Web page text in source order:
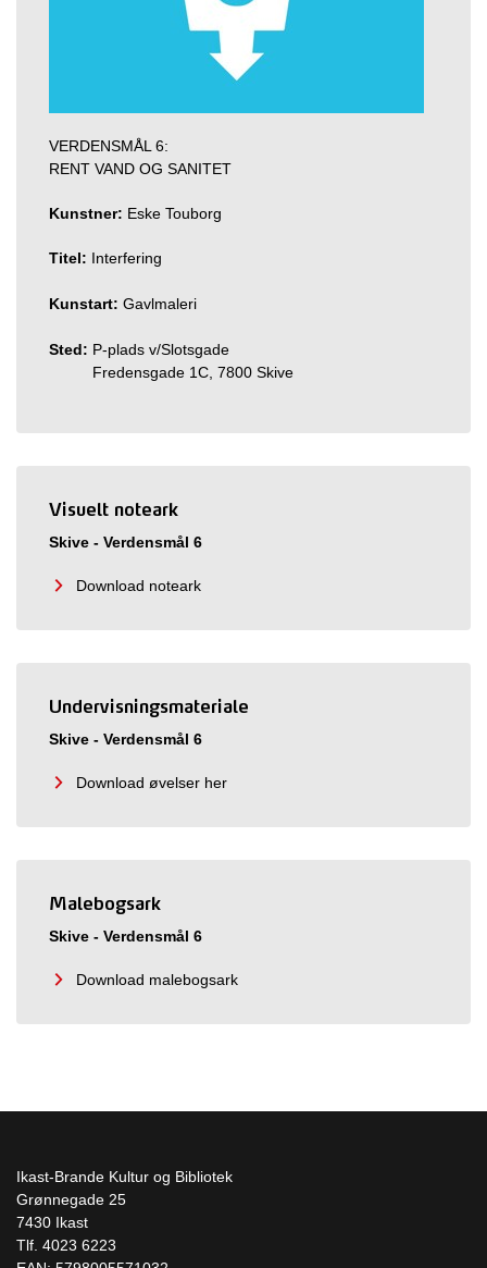
VERDENSMÅL 6:
RENT VAND OG SANITET
Kunstner: Eske Touborg
Titel: Interfering
Kunstart: Gavlmaleri
Sted: P-plads v/Slotsgade
Fredensgade 1C, 7800 Skive
Visuelt noteark
Skive - Verdensmål 6
Download noteark
Undervisningsmateriale
Skive - Verdensmål 6
Download øvelser her
Malebogsark
Skive - Verdensmål 6
Download malebogsark
Ikast-Brande Kultur og Bibliotek
Grønnegade 25
7430 Ikast
Tlf. 4023 6223